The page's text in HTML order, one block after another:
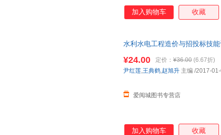
加入购物车 收藏
水利水电工程造价与招投标技
惠咨询在线客服！
¥24.00 定价： ¥36.00 (6.67折)
爱阅城图书专营店
尹红莲,王典鹤,赵旭升 主编 /2017-
加入购物车 收藏